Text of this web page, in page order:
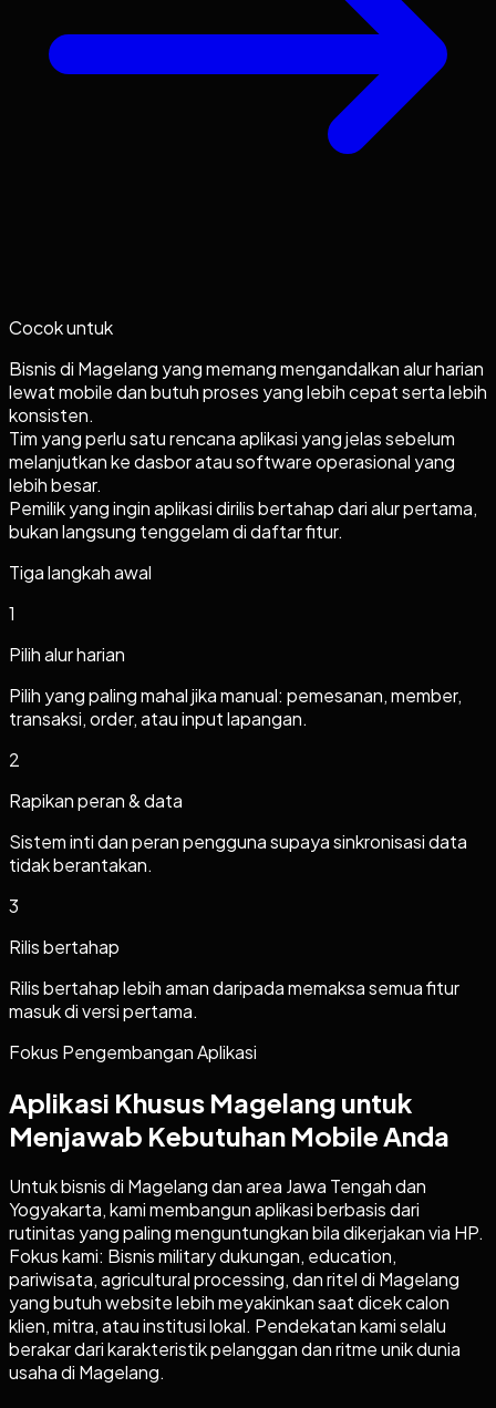
Cocok untuk
Bisnis di Magelang yang memang mengandalkan alur harian
lewat mobile dan butuh proses yang lebih cepat serta lebih
konsisten.
Tim yang perlu satu rencana aplikasi yang jelas sebelum
melanjutkan ke dasbor atau software operasional yang
lebih besar.
Pemilik yang ingin aplikasi dirilis bertahap dari alur pertama,
bukan langsung tenggelam di daftar fitur.
Tiga langkah awal
1
Pilih alur harian
Pilih yang paling mahal jika manual: pemesanan, member,
transaksi, order, atau input lapangan.
2
Rapikan peran & data
Sistem inti dan peran pengguna supaya sinkronisasi data
tidak berantakan.
3
Rilis bertahap
Rilis bertahap lebih aman daripada memaksa semua fitur
masuk di versi pertama.
Fokus Pengembangan Aplikasi
Aplikasi Khusus Magelang untuk
Menjawab Kebutuhan Mobile Anda
Untuk bisnis di Magelang dan area Jawa Tengah dan
Yogyakarta, kami membangun aplikasi berbasis dari
rutinitas yang paling menguntungkan bila dikerjakan via HP.
Fokus kami: Bisnis military dukungan, education,
pariwisata, agricultural processing, dan ritel di Magelang
yang butuh website lebih meyakinkan saat dicek calon
klien, mitra, atau institusi lokal. Pendekatan kami selalu
berakar dari karakteristik pelanggan dan ritme unik dunia
usaha di Magelang.